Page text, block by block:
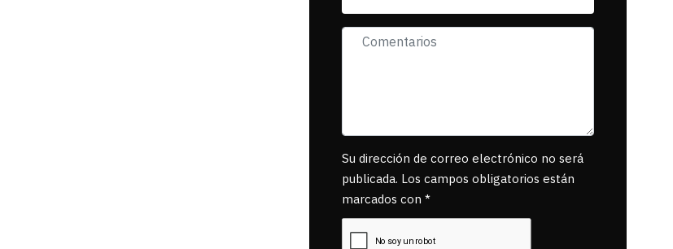
Su dirección de correo electrónico no será
publicada. Los campos obligatorios están
marcados con *